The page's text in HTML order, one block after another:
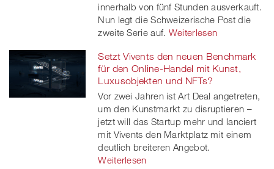
innerhalb von fünf Stunden ausverkauft.
Nun legt die Schweizerische Post die
zweite Serie auf. Weiterlesen
Setzt Vivents den neuen Benchmark
für den Online-Handel mit Kunst,
Luxusobjekten und NFTs?
Vor zwei Jahren ist Art Deal angetreten,
um den Kunstmarkt zu disruptieren –
jetzt will das Startup mehr und lanciert
mit Vivents den Marktplatz mit einem
deutlich breiteren Angebot.
Weiterlesen